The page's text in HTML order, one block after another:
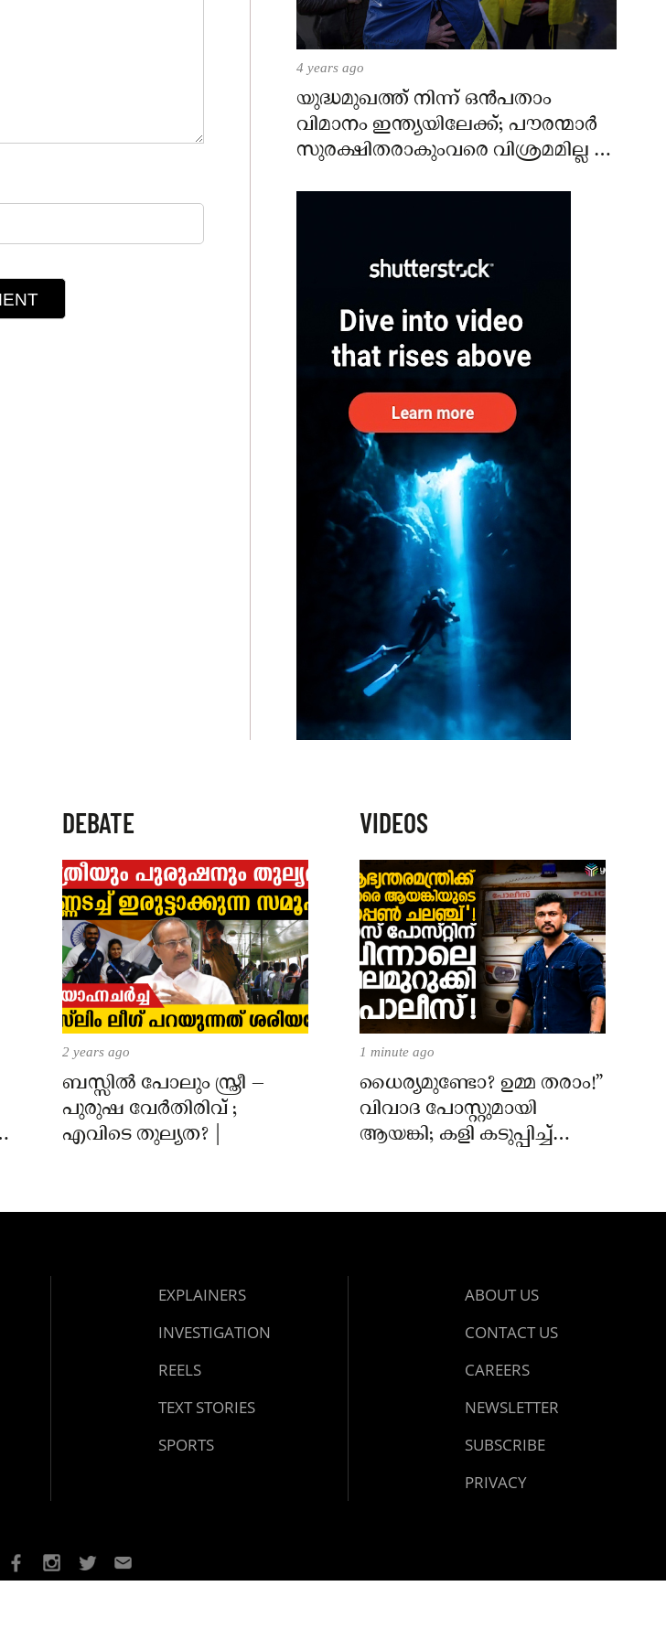
4 years ago
യുദ്ധമുഖത്ത് നിന്ന് ഒൻപതാം
വിമാനം ഇന്ത്യയിലേക്ക്; പൗരന്മാർ
സുരക്ഷിതരാകുംവരെ വിശ്രമമില്ല –
DEBATE
2 years ago
ബസ്സിൽ പോലും സ്ത്രീ –
പുരുഷ വേർതിരിവ് ;
എവിടെ തുല്യത? |
VIDEOS
1 minute ago
ധൈര്യമുണ്ടോ? ഉമ്മ തരാം!”
വിവാദ പോസ്റ്റുമായി
ആയങ്കി; കളി കടുപ്പിച്ച്
EXPLAINERS
INVESTIGATION
REELS
TEXT STORIES
SPORTS
ABOUT US
CONTACT US
CAREERS
NEWSLETTER
SUBSCRIBE
PRIVACY